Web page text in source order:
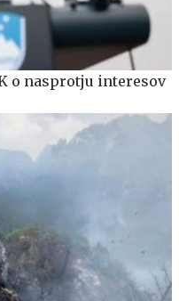
o nasprotju interesov